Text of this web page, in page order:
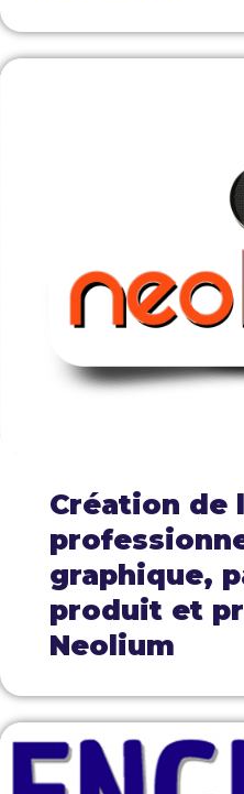
Création de
graphique,
produit et
Neolium